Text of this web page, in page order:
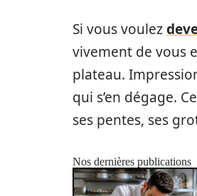
Si vous voulez
vivement de vous
plateau.
qui s’en dégage.
ses pentes, ses
Nos dernières publications